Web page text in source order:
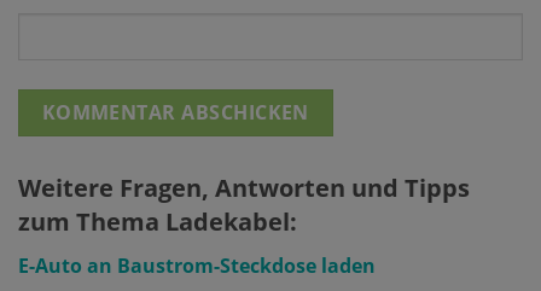
Weitere Fragen, Antworten und Tipps
zum Thema Ladekabel:
E-Auto an Baustrom-Steckdose laden